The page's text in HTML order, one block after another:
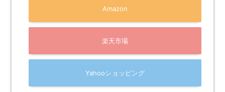
Amazon
楽天市場
Yahooショッピング